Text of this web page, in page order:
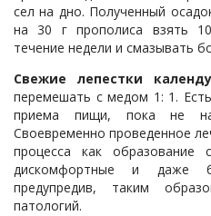
сел на дно. Полученный
на 30 г прополиса взять
течение недели и смазывать
Свежие лепестки
перемешать с медом 1: 1.
приема пищи, пока не
Своевременно проведенное
процесса как образование
дискомфортные и даже
предупредив, таким
патологий.